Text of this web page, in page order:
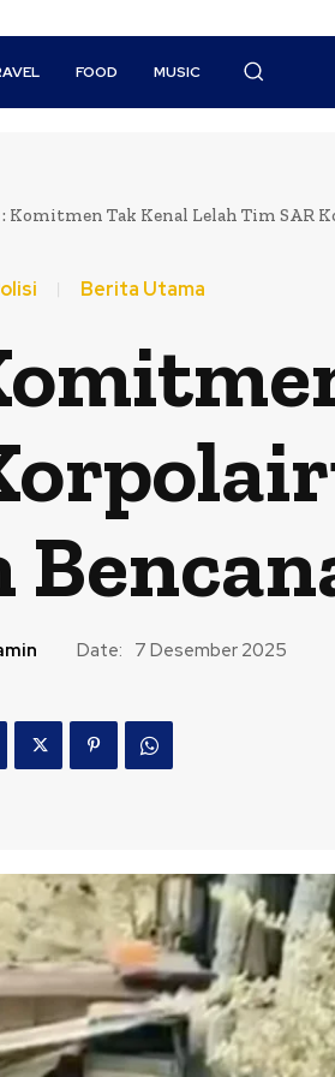
FOOD MUSIC
Komitmen Tak Kenal Lelah Tim SAR
Berita Utama
Date: 7 Desember 2025